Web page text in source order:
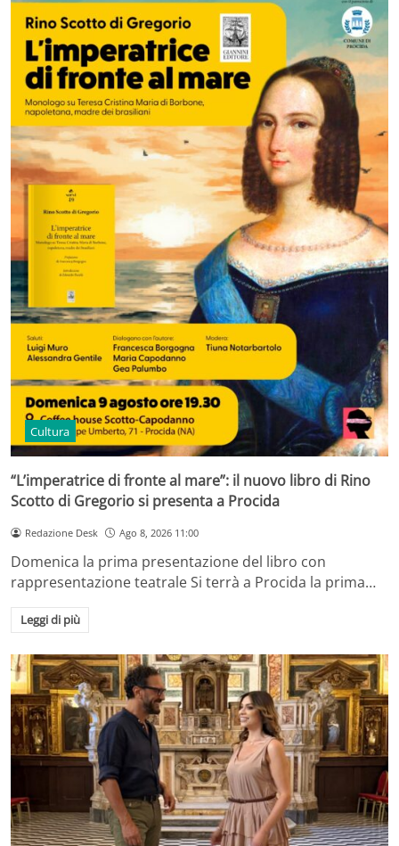
Cultura
“L’imperatrice di fronte al mare”: il nuovo libro di Rino
Scotto di Gregorio si presenta a Procida
Redazione Desk Ago 8, 2026 11:00
Domenica la prima presentazione del libro con
rappresentazione teatrale Si terrà a Procida la prima…
Leggi di più